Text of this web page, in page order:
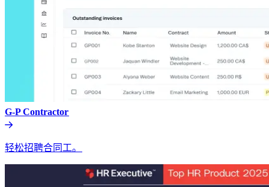
G-P Contractor​​
轻松招聘合同工。​​